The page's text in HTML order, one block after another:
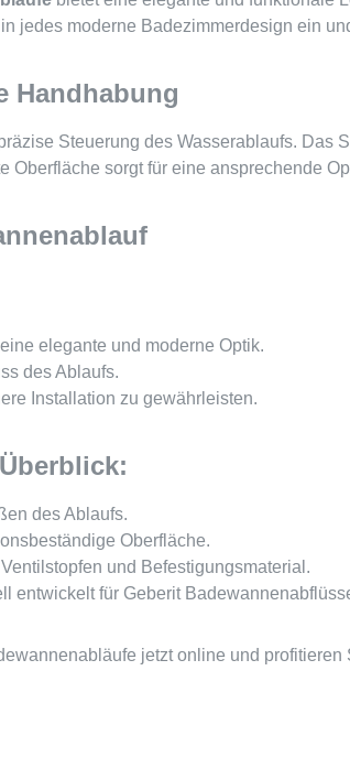
jedes moderne Badezimmerdesign ein
Handhabung
Steuerung des Wasserablaufs.
sorgt für eine ansprechende
elegante und moderne Optik.
des Ablaufs.
Installation zu gewährleisten.
des Ablaufs.
Oberfläche.
und Befestigungsmaterial.
entwickelt für Geberit
jetzt online und